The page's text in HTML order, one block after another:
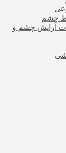
چشم
آرایش چشم و